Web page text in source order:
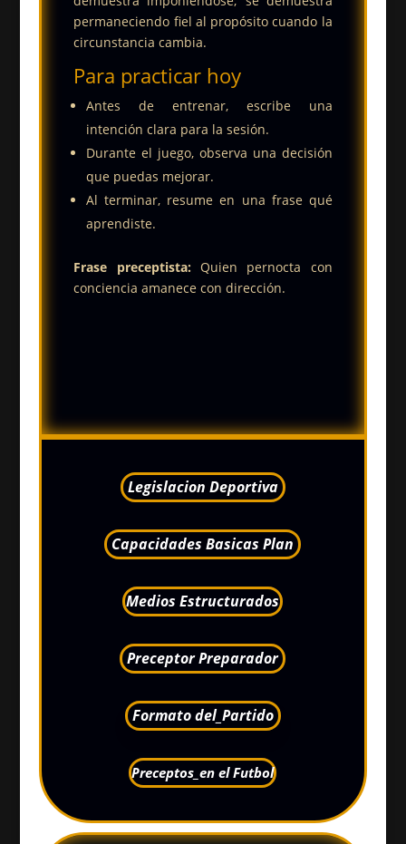
permaneciendo fiel al propósito cuando la
circunstancia cambia.
Para practicar hoy
Antes de entrenar, escribe una
intención clara para la sesión.
Durante el juego, observa una decisión
que puedas mejorar.
Al terminar, resume en una frase qué
aprendiste.
Frase preceptista: Quien pernocta con
conciencia amanece con dirección.
Legislacion Deportiva
Capacidades Basicas Plan
Medios Estructurados
Preceptor Preparador
Formato del_Partido
Preceptos_en el Futbol